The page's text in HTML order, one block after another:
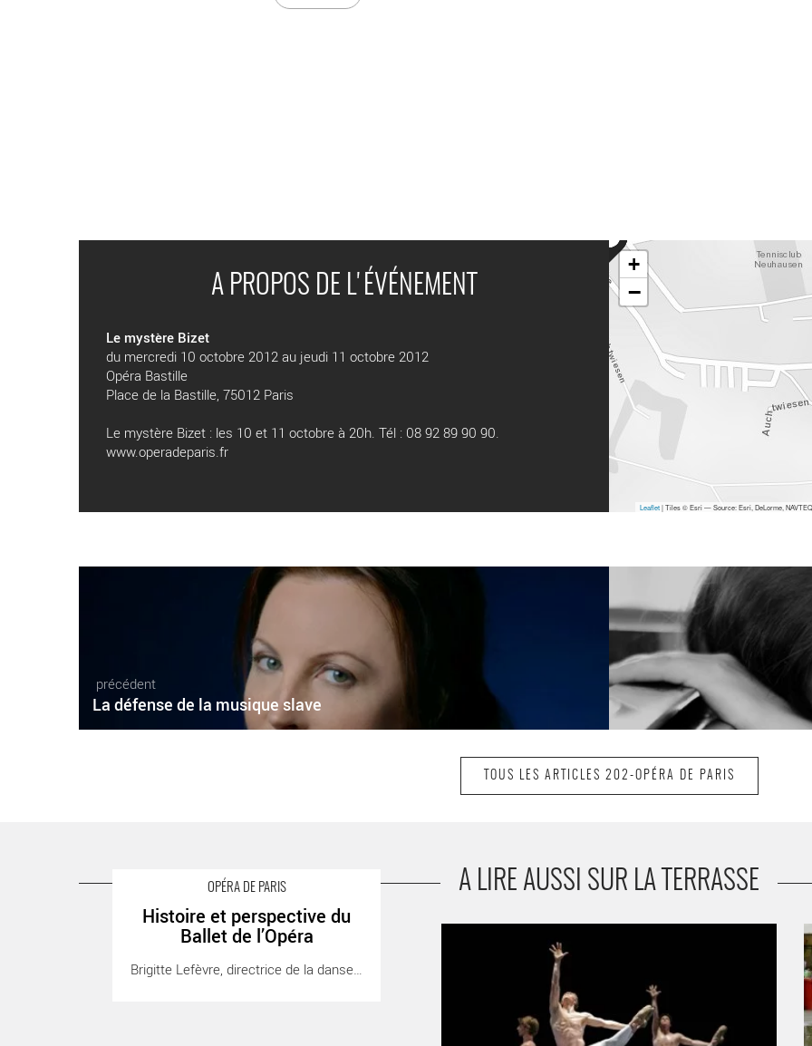
A PROPOS DE L'ÉVÉNEMENT
Le mystère Bizet
du mercredi 10 octobre 2012 au jeudi 11 octobre 2012
Opéra Bastille
Place de la Bastille, 75012 Paris
Le mystère Bizet : les 10 et 11 octobre à 20h. Tél : 08 92 89 90 90.
www.operadeparis.fr
+
−
Leaflet| Tiles © Esri — Source: Esri, DeLorme,
précédent
La défense de la musique slave
TOUS LES ARTICLES 202-OPÉRA DE PARIS
A LIRE AUSSI SUR LA TERRASSE
OPÉRA DE PARIS
Histoire et perspective du
Ballet de l’Opéra
Brigitte Lefèvre, directrice de la danse à [...]
Histoire et perspective du Ballet de l’Opéra - Critique
Danse Paris Opéra Bastille